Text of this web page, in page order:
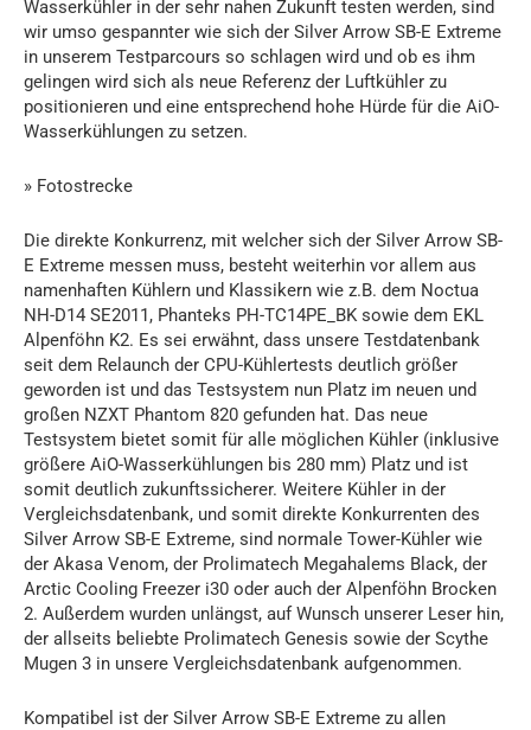
Wasserkühler in der sehr nahen Zukunft testen werden, sind
wir umso gespannter wie sich der Silver Arrow SB-E Extreme
in unserem Testparcours so schlagen wird und ob es ihm
gelingen wird sich als neue Referenz der Luftkühler zu
positionieren und eine entsprechend hohe Hürde für die AiO-
Wasserkühlungen zu setzen.
» Fotostrecke
Die direkte Konkurrenz, mit welcher sich der Silver Arrow SB-
E Extreme messen muss, besteht weiterhin vor allem aus
namenhaften Kühlern und Klassikern wie z.B. dem Noctua
NH-D14 SE2011, Phanteks PH-TC14PE_BK sowie dem EKL
Alpenföhn K2. Es sei erwähnt, dass unsere Testdatenbank
seit dem Relaunch der CPU-Kühlertests deutlich größer
geworden ist und das Testsystem nun Platz im neuen und
großen NZXT Phantom 820 gefunden hat. Das neue
Testsystem bietet somit für alle möglichen Kühler (inklusive
größere AiO-Wasserkühlungen bis 280 mm) Platz und ist
somit deutlich zukunftssicherer. Weitere Kühler in der
Vergleichsdatenbank, und somit direkte Konkurrenten des
Silver Arrow SB-E Extreme, sind normale Tower-Kühler wie
der Akasa Venom, der Prolimatech Megahalems Black, der
Arctic Cooling Freezer i30 oder auch der Alpenföhn Brocken
2. Außerdem wurden unlängst, auf Wunsch unserer Leser hin,
der allseits beliebte Prolimatech Genesis sowie der Scythe
Mugen 3 in unsere Vergleichsdatenbank aufgenommen.
Kompatibel ist der Silver Arrow SB-E Extreme zu allen